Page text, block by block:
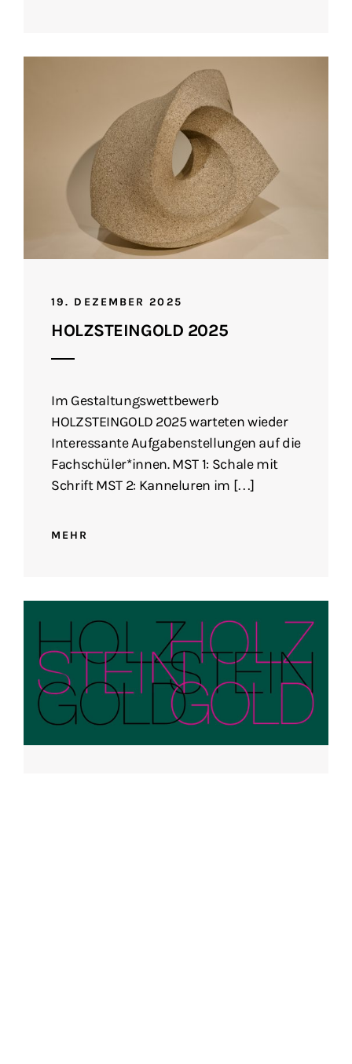
19. DEZEMBER 2025
HOLZSTEINGOLD 2025
Im Gestaltungswettbewerb
HOLZSTEINGOLD 2025 warteten wieder
Interessante Aufgabenstellungen auf die
Fachschüler*innen. MST 1: Schale mit
Schrift MST 2: Kanneluren im […]
MEHR